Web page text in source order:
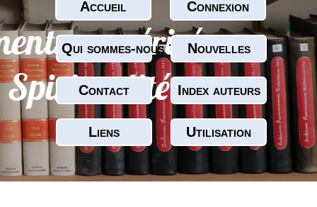
Accueil Connexion
Qui sommes-nous ? Nouvelles
Contact Index auteurs
Liens Utilisation